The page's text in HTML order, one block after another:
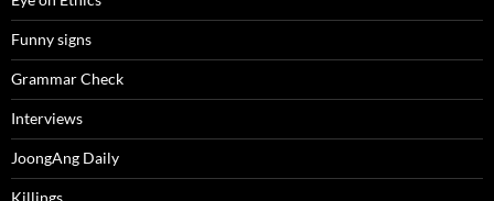
Funny signs
Grammar Check
Interviews
JoongAng Daily
Killings